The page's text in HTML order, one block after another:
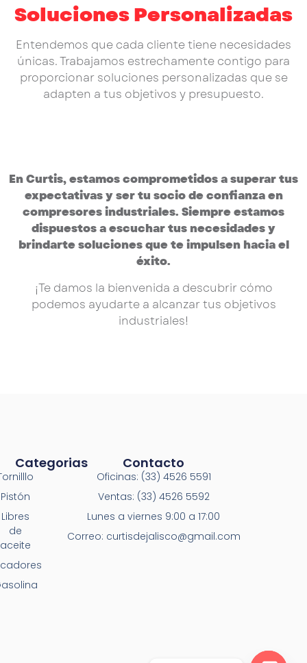
Soluciones Personalizadas
Entendemos que cada cliente tiene necesidades
únicas. Trabajamos estrechamente contigo para
proporcionar soluciones personalizadas que se
adapten a tus objetivos y presupuesto.
En Curtis, estamos comprometidos a superar tus
expectativas y ser tu socio de confianza en
compresores industriales. Siempre estamos
dispuestos a escuchar tus necesidades y
brindarte soluciones que te impulsen hacia el
éxito.
¡Te damos la bienvenida a descubrir cómo
podemos ayudarte a alcanzar tus objetivos
industriales!
Categorias
Pistón
Libres
de
aceite
Contacto
Oficinas: (33) 4526 5591
Ventas: (33) 4526 5592
Lunes a viernes 9:00 a 17:00
Correo: curtisdejalisco@gmail.com